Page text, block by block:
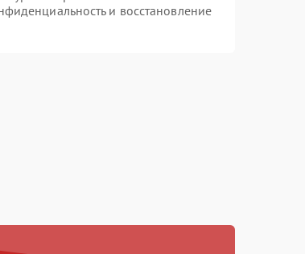
и восстановление